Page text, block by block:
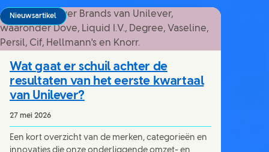
Nieuwsartikel
Wat gaat er schuil achter de
resultaten van het eerste kwartaal
van Unilever?
27 mei 2026
Een kort overzicht van de merken, categorieën en